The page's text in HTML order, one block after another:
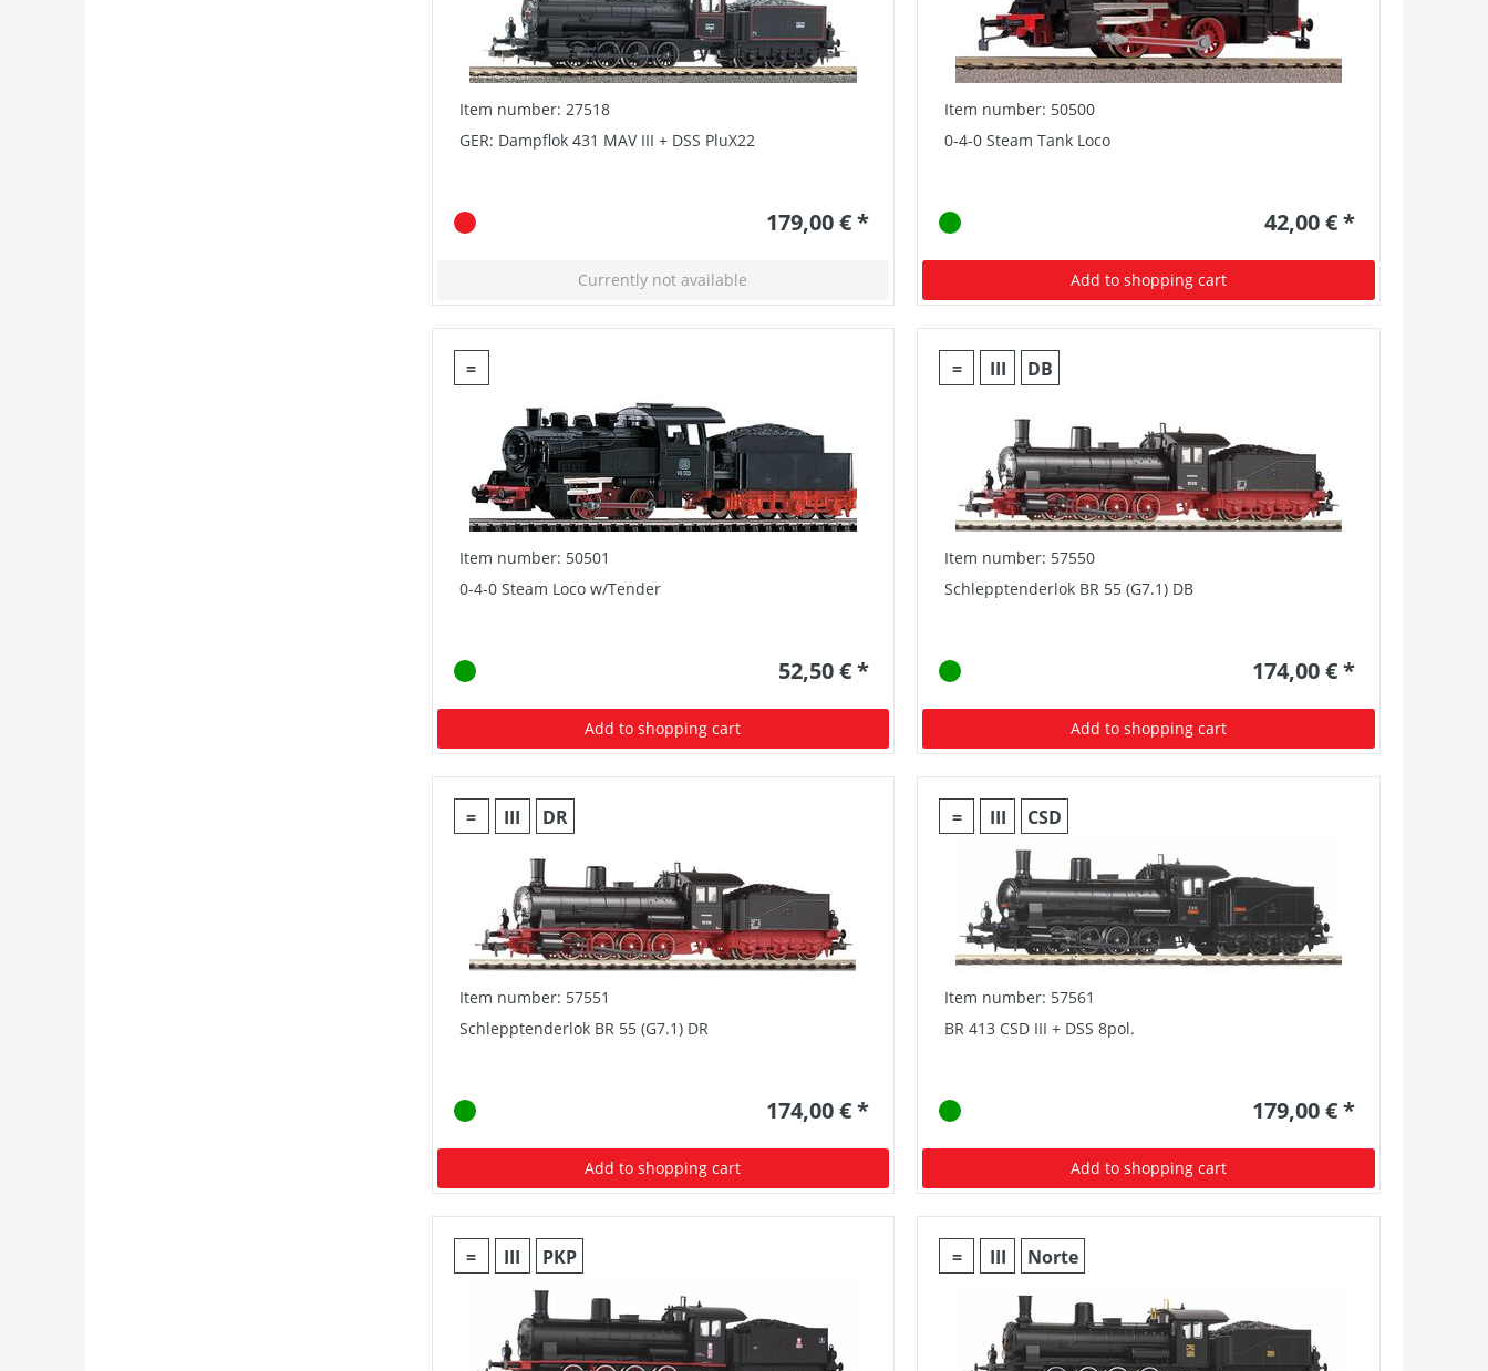
Item number: 27518
GER: Dampflok 431 MAV III + DSS PluX22
179,00 € *
Currently not available
Item number: 50500
0-4-0 Steam Tank Loco
42,00 € *
Add to shopping cart
=
Item number: 50501
0-4-0 Steam Loco w/Tender
52,50 € *
Add to shopping cart
= III DB
Item number: 57550
Schlepptenderlok BR 55 (G7.1) DB
174,00 € *
Add to shopping cart
= III DR
Item number: 57551
Schlepptenderlok BR 55 (G7.1) DR
174,00 € *
Add to shopping cart
= III CSD
Item number: 57561
BR 413 CSD III + DSS 8pol.
179,00 € *
Add to shopping cart
= III PKP = III Norte